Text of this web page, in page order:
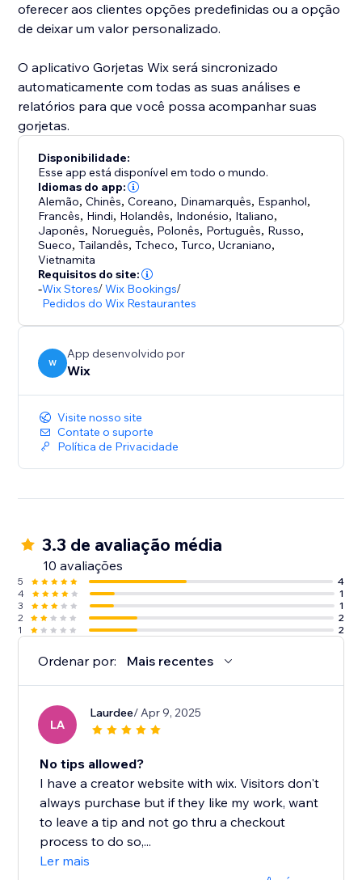
oferecer aos clientes opções predefinidas ou a opção
de deixar um valor personalizado.
O aplicativo Gorjetas Wix será sincronizado
automaticamente com todas as suas análises e
relatórios para que você possa acompanhar suas
gorjetas.
Disponibilidade:
Esse app está disponível em todo o mundo.
Idiomas do app:
Alemão,Chinês,Coreano, Dinamarquês, Espanhol,
Francês, Hindi, Holandês, Indonésio, Italiano,
Japonês, Norueguês, Polonês, Português, Russo,
Sueco,Tailandês,Tcheco,Turco,Ucraniano,
Vietnamita
Requisitos do site:
-Wix Stores/Wix Bookings/
Pedidos do Wix Restaurantes
W
App desenvolvido por
Wix
Visite nosso site
Contate o suporte
Política de Privacidade
3.3 de avaliação média
10 avaliações
5
4
4
1
3
1
2
2
1
2
Ordenar por: Mais recentes
LA
Laurdee/ Apr 9, 2025
No tips allowed?
I have a creator website with wix. Visitors don't
always purchase but if they like my work, want
to leave a tip and not go thru a checkout
process to do so,...
Ler mais